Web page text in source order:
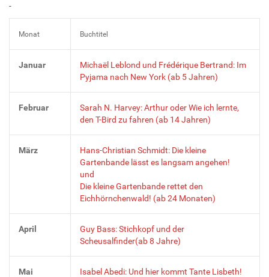
-
Monat Buchtitel
Januar
Michaël Leblond und Frédérique Bertrand: Im
Pyjama nach New York (ab 5 Jahren)
Februar
Sarah N. Harvey: Arthur oder Wie ich lernte,
den T-Bird zu fahren (ab 14 Jahren)
März
Hans-Christian Schmidt: Die kleine
Gartenbande lässt es langsam angehen!
und
Die kleine Gartenbande rettet den
Eichhörnchenwald! (ab 24 Monaten)
April
Guy Bass: Stichkopf und der
Scheusalfinder(ab 8 Jahre)
Mai
Isabel Abedi: Und hier kommt Tante Lisbeth!